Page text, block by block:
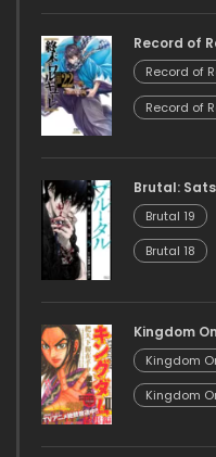
Record of
Record of
Record of
Brutal:
Brutal 19
Brutal 18
Kingdom
Kingdom
Kingdom